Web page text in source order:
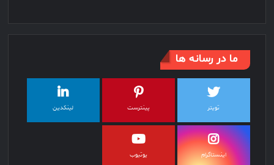
ما در رسانه ها
تویتر پینترست لینکدین
اینستاگرام یوتیوب